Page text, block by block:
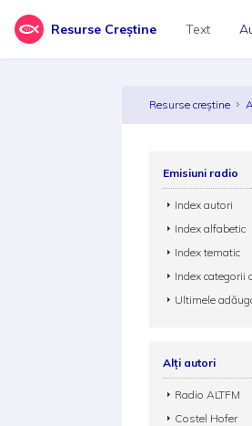
Resurse Creștine Text
Resurse creștine
Emisiuni radio
Index autori
Index alfabetic
Index tematic
Index categorii
Ultimele
Alți autori
Radio ALTFM
Costel Hofer